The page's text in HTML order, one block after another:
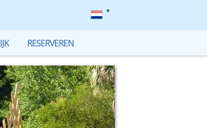
RESERVEREN